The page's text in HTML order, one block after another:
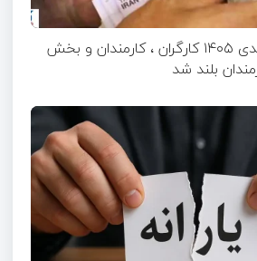
مبلغ و زمان واریز عیدی ۱۴۰۵ کارگران ، کارمندان و بخش
بلند شد